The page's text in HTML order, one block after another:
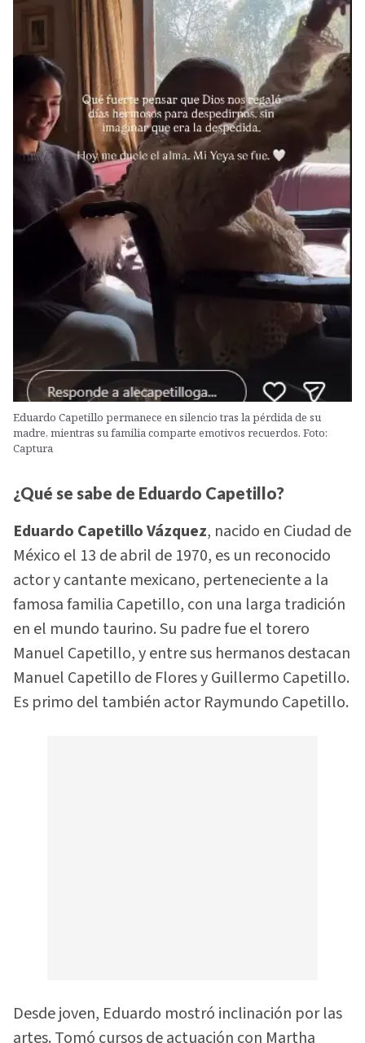
Eduardo Capetillo permanece en silencio tras la pérdida de su
madre, mientras su familia comparte emotivos recuerdos. Foto:
Captura
¿Qué se sabe de Eduardo Capetillo?
Eduardo Capetillo Vázquez, nacido en Ciudad de
México el 13 de abril de 1970, es un reconocido
actor y cantante mexicano, perteneciente a la
famosa familia Capetillo, con una larga tradición
en el mundo taurino. Su padre fue el torero
Manuel Capetillo, y entre sus hermanos destacan
Manuel Capetillo de Flores y Guillermo Capetillo.
Es primo del también actor Raymundo Capetillo.
Desde joven, Eduardo mostró inclinación por las